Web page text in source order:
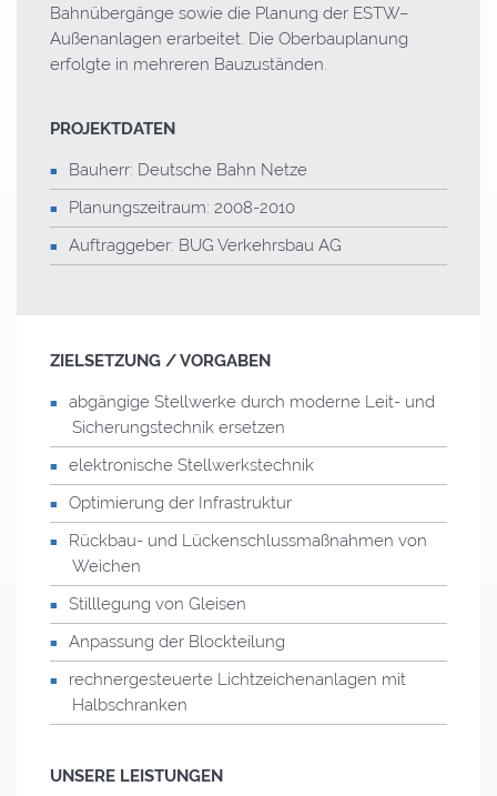
Bahnübergänge sowie die Planung der ESTW–
Außenanlagen erarbeitet. Die Oberbauplanung
erfolgte in mehreren Bauzuständen.
PROJEKTDATEN
Bauherr: Deutsche Bahn Netze
Planungszeitraum: 2008-2010
Auftraggeber: BUG Verkehrsbau AG
ZIELSETZUNG / VORGABEN
abgängige Stellwerke durch moderne Leit- und
Sicherungstechnik ersetzen
elektronische Stellwerkstechnik
Optimierung der Infrastruktur
Rückbau- und Lückenschlussmaßnahmen von
Weichen
Stilllegung von Gleisen
Anpassung der Blockteilung
rechnergesteuerte Lichtzeichenanlagen mit
Halbschranken
UNSERE LEISTUNGEN